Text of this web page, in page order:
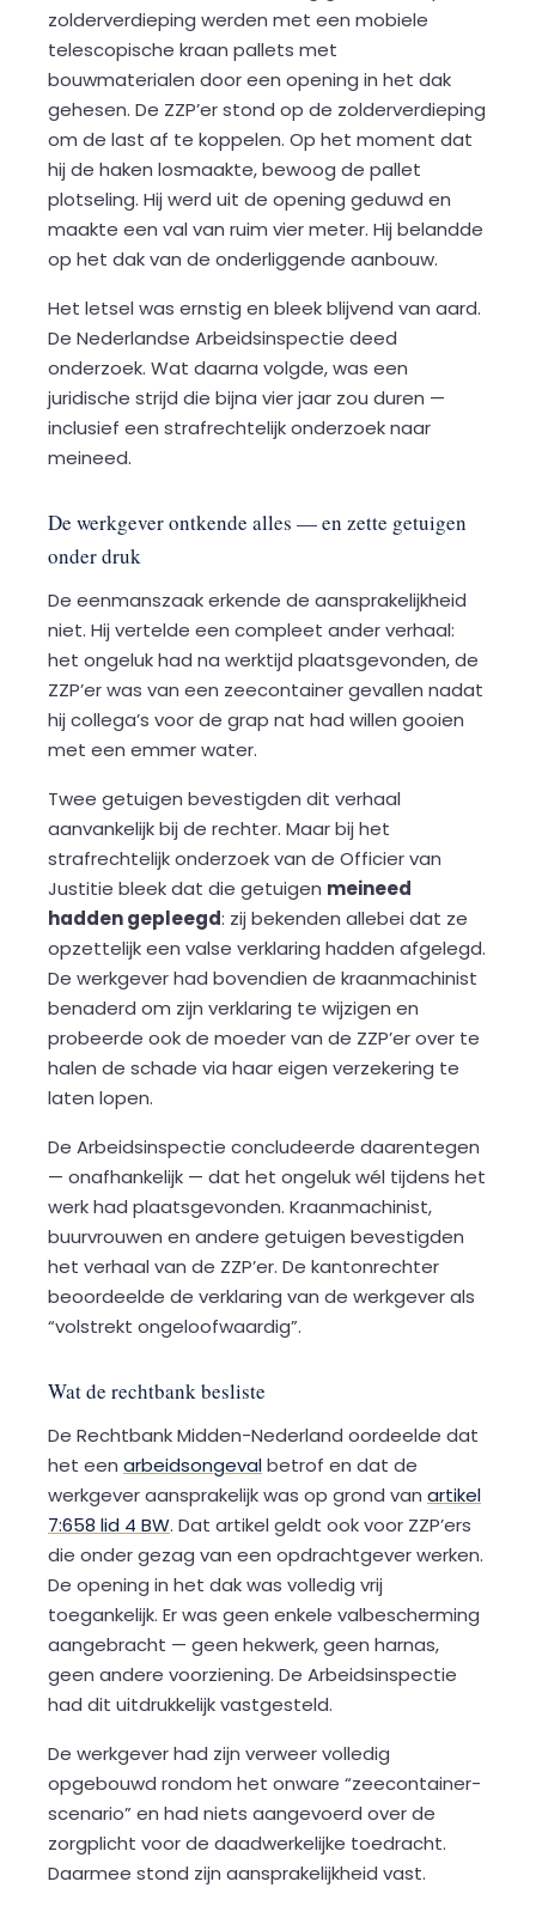
zolderverdieping werden met een mobiele
telescopische kraan pallets met
bouwmaterialen door een opening in het dak
gehesen. De ZZP’er stond op de zolderverdieping
om de last af te koppelen. Op het moment dat
hij de haken losmaakte, bewoog de pallet
plotseling. Hij werd uit de opening geduwd en
maakte een val van ruim vier meter. Hij belandde
op het dak van de onderliggende aanbouw.
Het letsel was ernstig en bleek blijvend van aard.
De Nederlandse Arbeidsinspectie deed
onderzoek. Wat daarna volgde, was een
juridische strijd die bijna vier jaar zou duren —
inclusief een strafrechtelijk onderzoek naar
meineed.
De werkgever ontkende alles — en zette getuigen
onder druk
De eenmanszaak erkende de aansprakelijkheid
niet. Hij vertelde een compleet ander verhaal:
het ongeluk had na werktijd plaatsgevonden, de
ZZP’er was van een zeecontainer gevallen nadat
hij collega’s voor de grap nat had willen gooien
met een emmer water.
Twee getuigen bevestigden dit verhaal
aanvankelijk bij de rechter. Maar bij het
strafrechtelijk onderzoek van de Officier van
Justitie bleek dat die getuigen meineed
hadden gepleegd: zij bekenden allebei dat ze
opzettelijk een valse verklaring hadden afgelegd.
De werkgever had bovendien de kraanmachinist
benaderd om zijn verklaring te wijzigen en
probeerde ook de moeder van de ZZP’er over te
halen de schade via haar eigen verzekering te
laten lopen.
De Arbeidsinspectie concludeerde daarentegen
— onafhankelijk — dat het ongeluk wél tijdens het
werk had plaatsgevonden. Kraanmachinist,
buurvrouwen en andere getuigen bevestigden
het verhaal van de ZZP’er. De kantonrechter
beoordeelde de verklaring van de werkgever als
“volstrekt ongeloofwaardig”.
Wat de rechtbank besliste
De Rechtbank Midden-Nederland oordeelde dat
het een arbeidsongevalbetrof en dat de
werkgever aansprakelijk was op grond van artikel
7:658 lid 4 BW. Dat artikel geldt ook voor ZZP’ers
die onder gezag van een opdrachtgever werken.
De opening in het dak was volledig vrij
toegankelijk. Er was geen enkele valbescherming
aangebracht — geen hekwerk, geen harnas,
geen andere voorziening. De Arbeidsinspectie
had dit uitdrukkelijk vastgesteld.
De werkgever had zijn verweer volledig
opgebouwd rondom het onware “zeecontainer-
scenario” en had niets aangevoerd over de
zorgplicht voor de daadwerkelijke toedracht.
Daarmee stond zijn aansprakelijkheid vast.